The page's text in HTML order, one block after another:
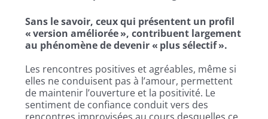
Sans le savoir, ceux qui présentent un profil
« version améliorée », contribuent largement
au phénomène de devenir « plus sélectif ».
Les rencontres positives et agréables, même si
elles ne conduisent pas à l’amour, permettent
de maintenir l’ouverture et la positivité. Le
sentiment de confiance conduit vers des